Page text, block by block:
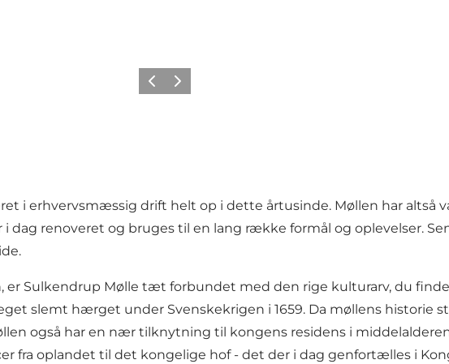
ForrigeNæste
i erhvervsmæssig drift helt op i dette årtusinde. Møllen har
renoveret og bruges til en lang række formål og oplevelser.
Sulkendrup Mølle tæt forbundet med den rige kulturarv, du
slemt hærget under Svenskekrigen i 1659. Da møllens historie
også har en nær tilknytning til kongens residens i
fra oplandet til det kongelige hof - det der i dag genfortælles i